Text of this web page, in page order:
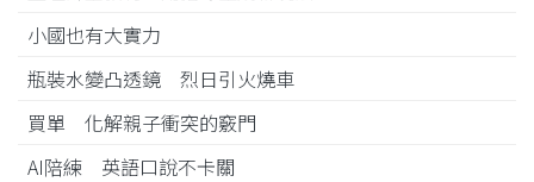
小國也有大實力
瓶裝水變凸透鏡 烈日引火燒車
買單 化解親子衝突的竅門
AI陪練 英語口說不卡關